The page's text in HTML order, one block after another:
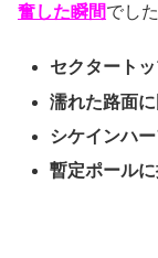
奮した瞬間でした
セクタート
濡れた路面
シケインハ
暫定ポールに